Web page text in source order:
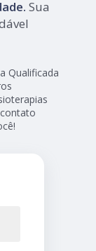
Sua
Qualificada